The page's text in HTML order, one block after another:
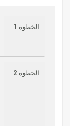
الخطوة 1
الخطوة 2